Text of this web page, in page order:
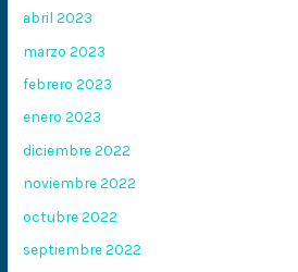
abril 2023
marzo 2023
febrero 2023
enero 2023
diciembre 2022
noviembre 2022
octubre 2022
septiembre 2022